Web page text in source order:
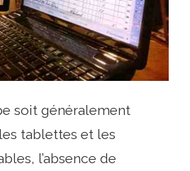
soit généralement
tablettes et les
l’absence de